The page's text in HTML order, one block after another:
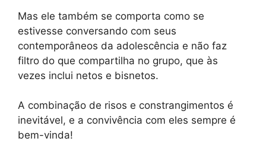
Mas ele também se comporta como se
estivesse conversando com seus
contemporâneos da adolescência e não faz
filtro do que compartilha no grupo, que às
vezes inclui netos e bisnetos.
A combinação de risos e constrangimentos é
inevitável, e a convivência com eles sempre é
bem-vinda!